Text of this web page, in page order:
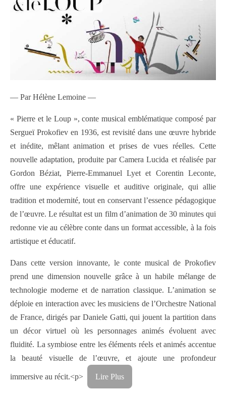
— Par Hélène Lemoine —
« Pierre et le Loup », conte musical emblématique composé par
Sergueï Prokofiev en 1936, est revisité dans une œuvre hybride
et inédite, mêlant animation et prises de vues réelles. Cette
nouvelle adaptation, produite par Camera Lucida et réalisée par
Gordon Béziat, Pierre-Emmanuel Lyet et Corentin Leconte,
offre une expérience visuelle et auditive originale, qui allie
tradition et modernité, tout en conservant l’essence pédagogique
de l’œuvre. Le résultat est un film d’animation de 30 minutes qui
redonne vie au célèbre conte dans un format accessible, à la fois
artistique et éducatif.
Dans cette version innovante, le conte musical de Prokofiev
prend une dimension nouvelle grâce à un habile mélange de
technologie moderne et de narration classique. L’animation se
déploie en interaction avec les musiciens de l’Orchestre National
de France, dirigés par Daniele Gatti, qui jouent la partition dans
un décor virtuel où les personnages animés évoluent avec
fluidité. La symbiose entre les éléments réels et animés accentue
la beauté visuelle de l’œuvre, et ajoute une profondeur
immersive au récit.<p> Lire Plus